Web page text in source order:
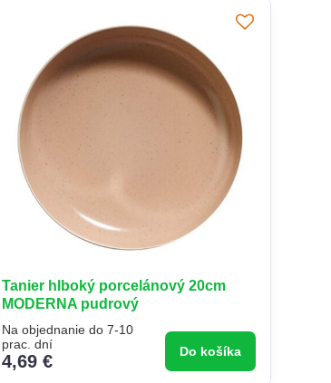
Tanier hlboký porcelánový 20cm
MODERNA pudrový
Na objednanie do 7-10
prac. dní
4,69 € Do košíka